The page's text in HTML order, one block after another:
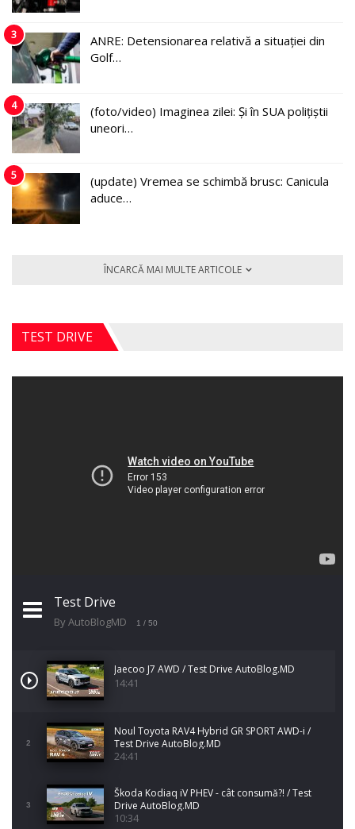
3
ANRE: Detensionarea relativă a situației din
Golf…
4
(foto/video) Imaginea zilei: Și în SUA polițiștii
uneori…
5
(update) Vremea se schimbă brusc: Canicula
aduce…
ÎNCARCĂ MAI MULTE ARTICOLE
TEST DRIVE
Test Drive
By AutoBlogMD 1 / 50
Jaecoo J7 AWD / Test Drive AutoBlog.MD
14:41
2
Noul Toyota RAV4 Hybrid GR SPORT AWD-i /
Test Drive AutoBlog.MD
24:41
3
Škoda Kodiaq iV PHEV - cât consumă?! / Test
Drive AutoBlog.MD
10:34